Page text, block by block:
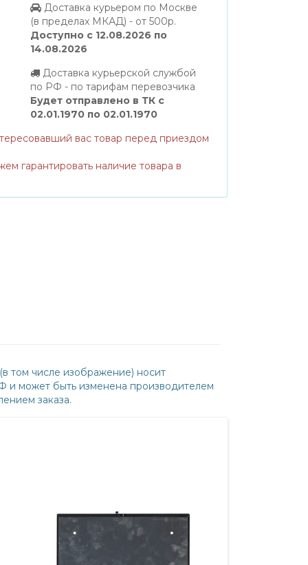
Доставка курьером по Москве
(в пределах МКАД) - от 500р.
Доступно с 12.08.2026 по
14.08.2026
Доставка курьерской службой
по РФ - по тарифам перевозчика
Будет отправлено в ТК с
02.01.1970 по 02.01.1970
вас товар перед приездом
гарантировать наличие товара в
том числе изображение) носит
и может быть изменена производителем
заказа.